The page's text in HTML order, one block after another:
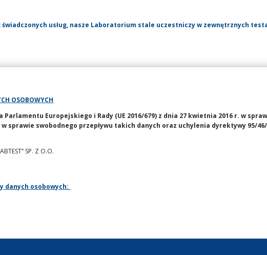
świadczonych usług, nasze Laboratorium stale uczestniczy w zewnętrznych
OSOBOWYCH
Europejskiego i Rady (UE 2016/679) z dnia 27 kwietnia 2016 r. w
sprawie swobodnego przepływu takich danych oraz uchylenia dyrektywy 95/
SP. Z O.O.
danych osobowych: